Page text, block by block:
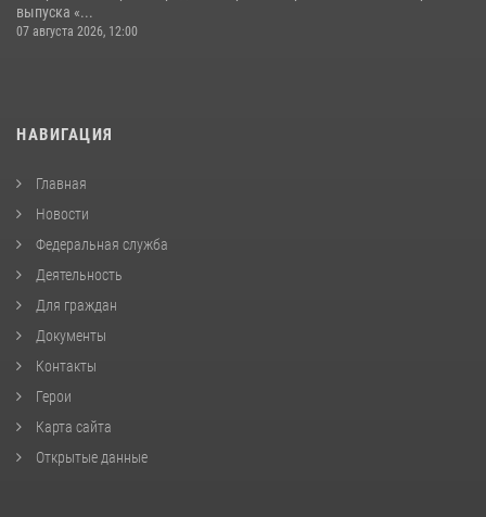
выпуска «...
07 августа 2026, 12:00
НАВИГАЦИЯ
Главная
Новости
Федеральная служба
Деятельность
Для граждан
Документы
Контакты
Герои
Карта сайта
Открытые данные